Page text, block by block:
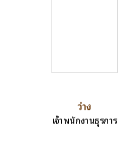
ว่าง
เจ้าพนักงานธุรการ